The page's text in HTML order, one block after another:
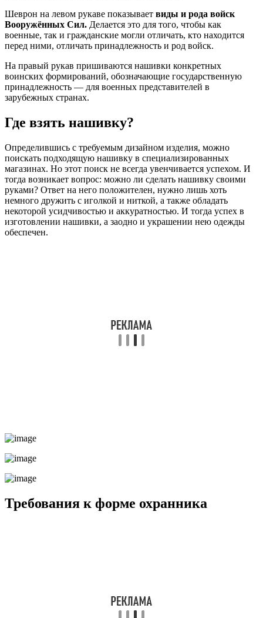
Шеврон на левом рукаве показывает виды и рода войск
Вооружённых Сил. Делается это для того, чтобы как
военные, так и гражданские могли отличать, кто находится
перед ними, отличать принадлежность и род войск.
На правый рукав пришиваются нашивки конкретных
воинских формирований, обозначающие государственную
принадлежность — для военных представителей в
зарубежных странах.
Где взять нашивку?
Определившись с требуемым дизайном изделия, можно
поискать подходящую нашивку в специализированных
магазинах. Но этот поиск не всегда увенчивается успехом. И
тогда возникает вопрос: можно ли сделать нашивку своими
руками? Ответ на него положителен, нужно лишь хоть
немного дружить с иголкой и ниткой, а также обладать
некоторой усидчивостью и аккуратностью. И тогда успех в
изготовлении нашивки, а заодно и украшении нею одежды
обеспечен.
Требования к форме охранника